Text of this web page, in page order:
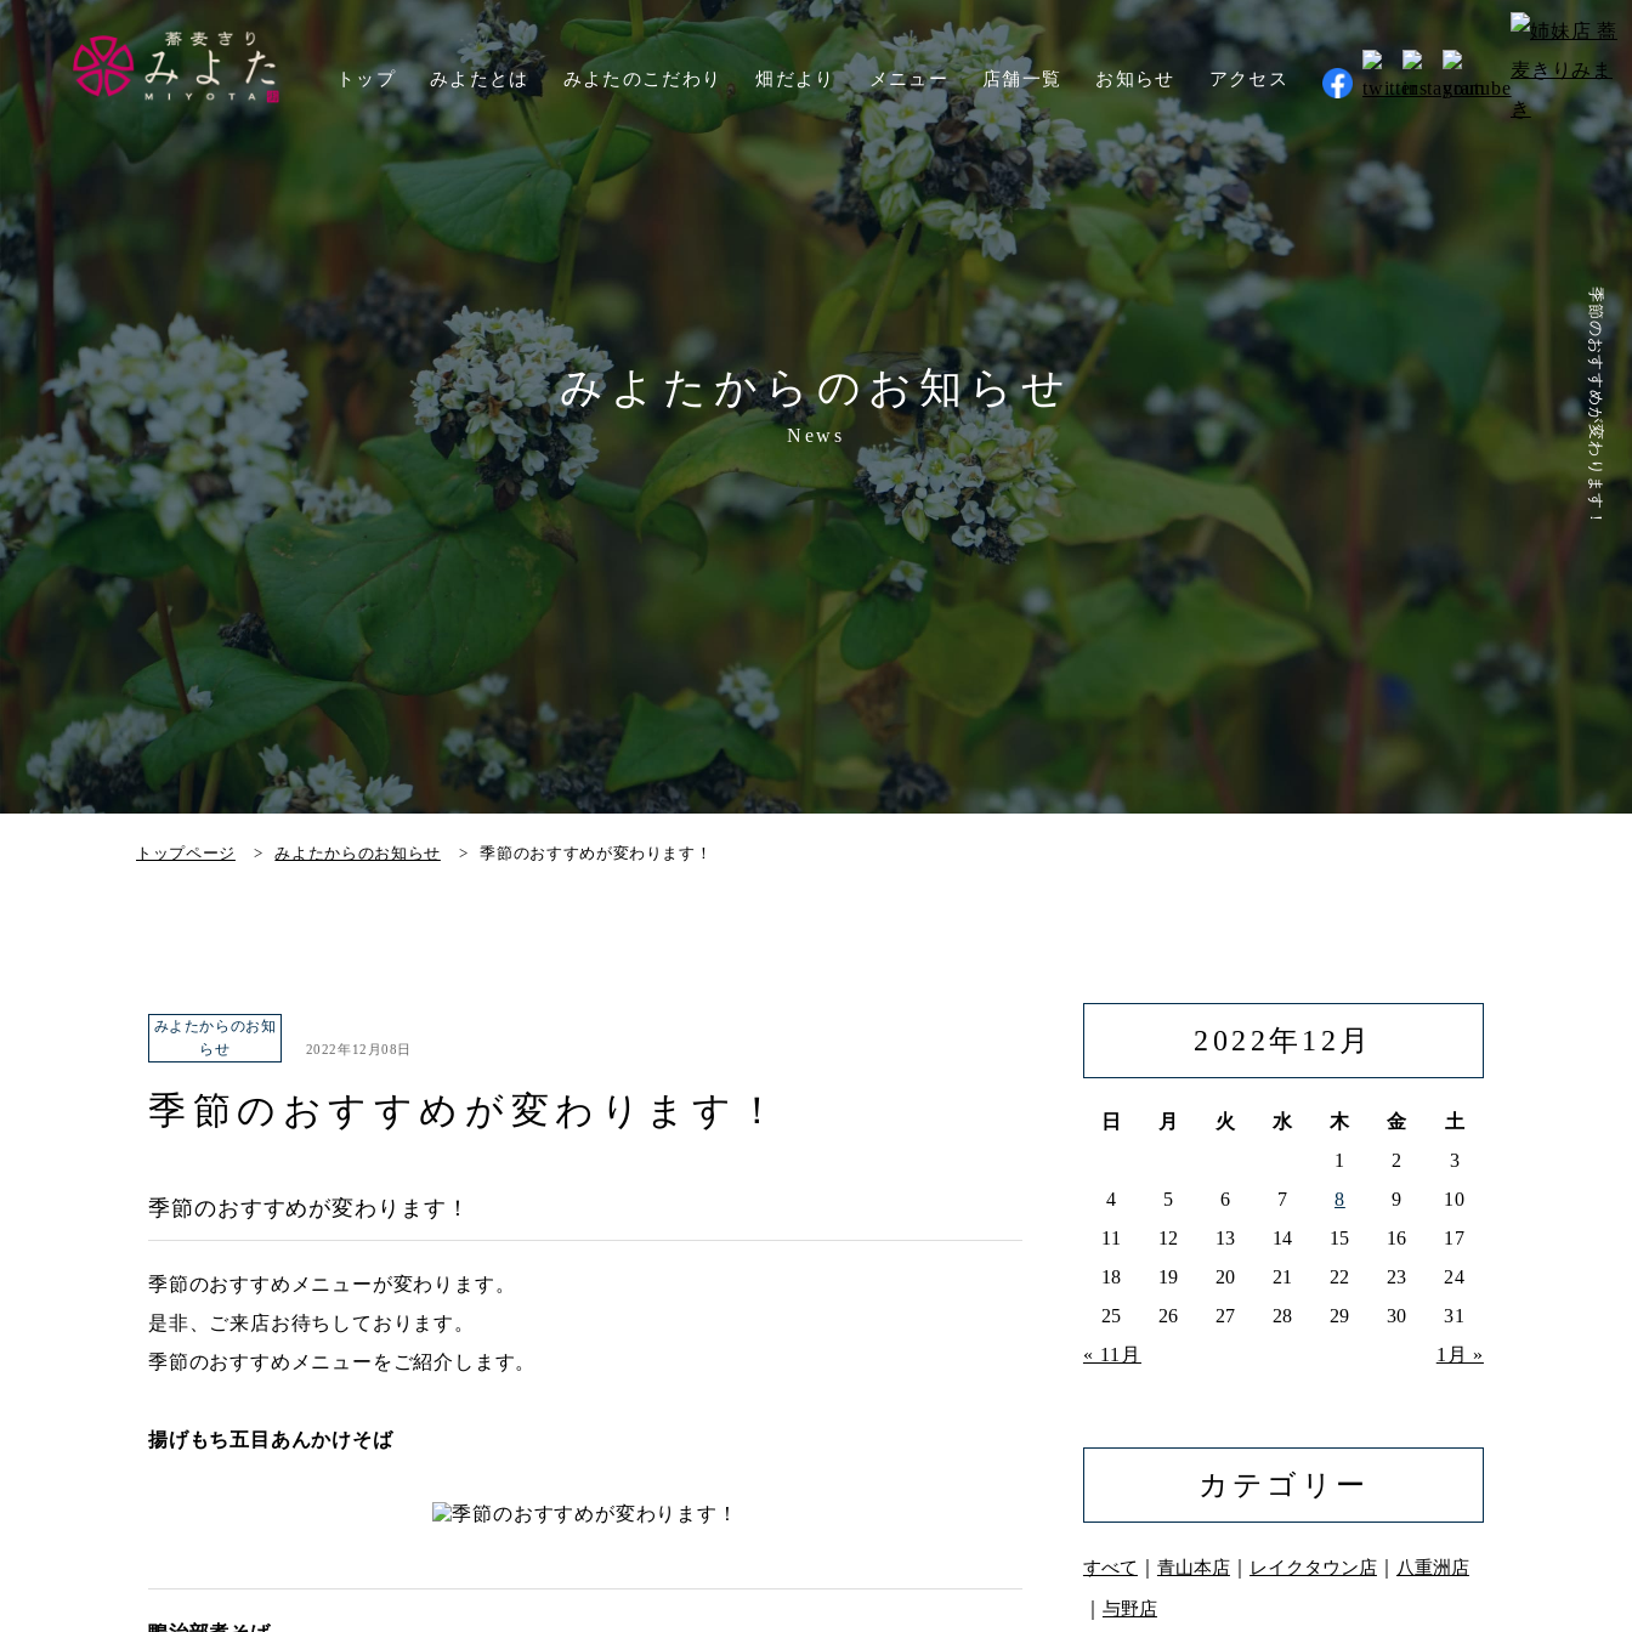
トップ みよたとは みよたのこだわり 畑だより メニュー 店舗一覧 お知らせ アクセス
季節のおすすめが変わります！
みよたからのお知らせ
News
トップページ みよたからのお知らせ 季節のおすすめが変わります！
みよたからのお知
らせ
2022年12月08日
季節のおすすめが変わります！
季節のおすすめが変わります！
季節のおすすめメニューが変わります。
是非、ご来店お待ちしております。
季節のおすすめメニューをご紹介します。
揚げもち五目あんかけそば
2022年12月
日 月 火 水 木 金 土
« 11月 1月 »
1 2
3
4
5 6 7 8 9
10
11
12 13 14 15 16
17
18
19 20 21 22 23
24
25
26 27 28 29 30 31
カテゴリー
すべて 青山本店｜ レイクタウン店｜ 八重洲店
与野店